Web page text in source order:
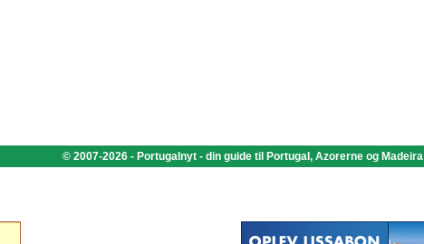
© 2007-2026 - Portugalnyt - din guide til Portugal, Azorerne og Madeira